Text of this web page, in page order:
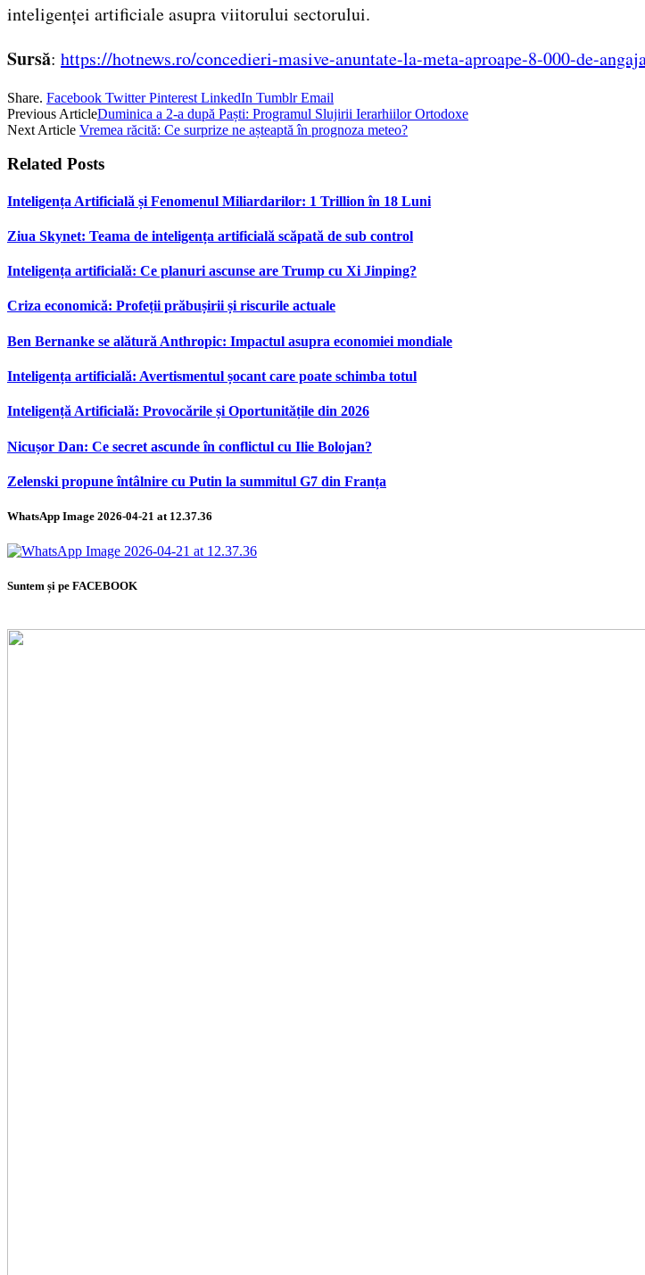
inteligenței artificiale asupra viitorului sectorului.
Sursă: https://hotnews.ro/concedieri-masive-anuntate-la-meta-aproape-8-000-de-
Share. Facebook Twitter Pinterest LinkedIn Tumblr Email
Previous ArticleDuminica a 2-a după Paști: Programul Slujirii Ierarhiilor Ortodoxe
Next Article Vremea răcită: Ce surprize ne așteaptă în prognoza meteo?
Related Posts
Inteligența Artificială și Fenomenul Miliardarilor: 1 Trillion în 18 Luni
Ziua Skynet: Teama de inteligența artificială scăpată de sub control
Inteligența artificială: Ce planuri ascunse are Trump cu Xi Jinping?
Criza economică: Profeții prăbușirii și riscurile actuale
Ben Bernanke se alătură Anthropic: Impactul asupra economiei mondiale
Inteligența artificială: Avertismentul șocant care poate schimba totul
Inteligență Artificială: Provocările și Oportunitățile din 2026
Nicușor Dan: Ce secret ascunde în conflictul cu Ilie Bolojan?
Zelenski propune întâlnire cu Putin la summitul G7 din Franța
WhatsApp Image 2026-04-21 at 12.37.36
Suntem și pe FACEBOOK